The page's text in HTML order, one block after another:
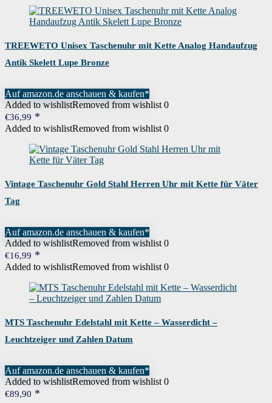
TREEWETO Unisex Taschenuhr mit Kette Analog Handaufzug
Antik Skelett Lupe Bronze
Auf amazon.de anschauen & kaufen*
Added to wishlistRemoved from wishlist 0
€36,99
Added to wishlistRemoved from wishlist 0
Vintage Taschenuhr Gold Stahl Herren Uhr mit Kette für Väter
Tag
Auf amazon.de anschauen & kaufen*
Added to wishlistRemoved from wishlist 0
€16,99
Added to wishlistRemoved from wishlist 0
MTS Taschenuhr Edelstahl mit Kette – Wasserdicht –
Leuchtzeiger und Zahlen Datum
Auf amazon.de anschauen & kaufen*
Added to wishlistRemoved from wishlist 0
€89,90